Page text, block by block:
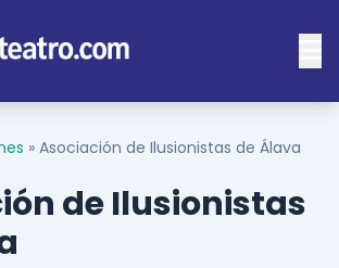
» Asociación de Ilusionistas de Álava
de Ilusionistas